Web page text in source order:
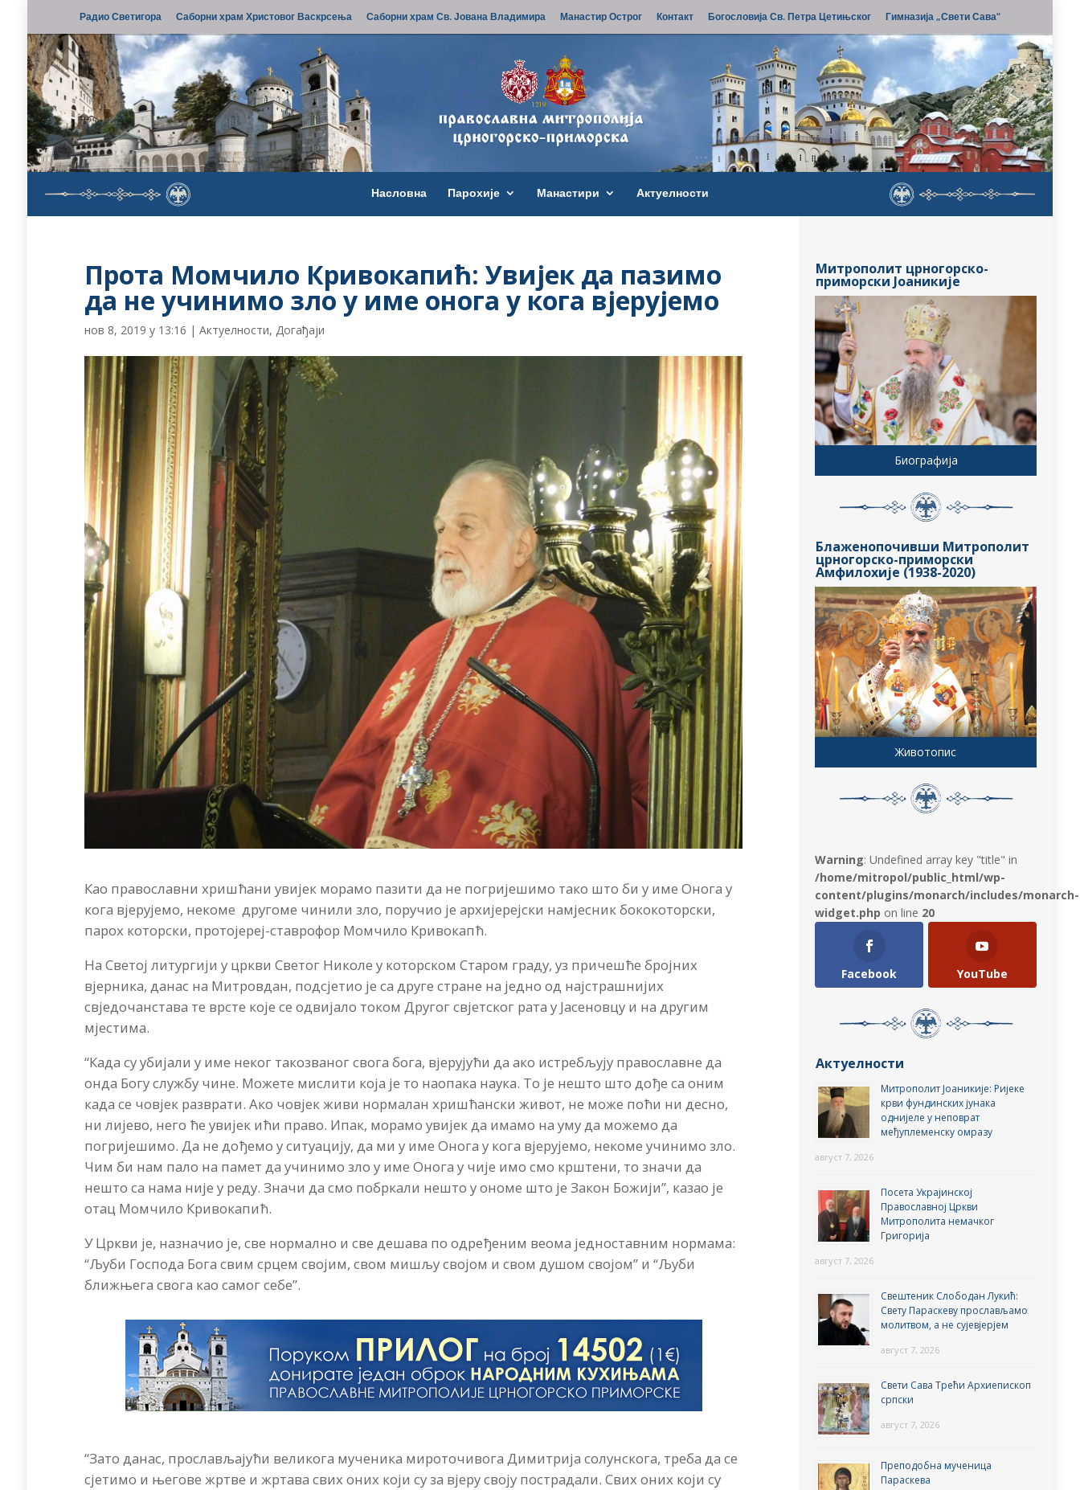
Радио Светигора Саборни храм Христовог Васкрсења Саборни храм Св. Јована Владимира Манастир Острог Контакт Богословија Св. Петра Цетињског Гимназија „Свети Сава“
Насловна Парохије Манастири Актуелности
Прота Момчило Кривокапић: Увијек да пазимо
да не учинимо зло у име онога у кога вјерујемо
нов 8, 2019 у 13:16 |Актуелности,Догађаји
Као православни хришћани увијек морамо пазити да не погријешимо тако што би у име Онога у
кога вјерујемо, некоме другоме чинили зло, поручио је архијерејски намјесник бококоторски,
парох которски, протојереј-ставрофор Момчило Кривокапћ.
На Светој литургији у цркви Светог Николе у которском Старом граду, уз причешће бројних
вјерника, данас на Митровдан, подсјетио је са друге стране на једно од најстрашнијих
свједочанстава те врсте које се одвијало током Другог свјетског рата у Јасеновцу и на другим
мјестима.
“Када су убијали у име неког такозваног свога бога, вјерујући да ако истребљују православне да
онда Богу службу чине. Можете мислити која је то наопака наука. То је нешто што дође са оним
када се човјек разврати. Ако човјек живи нормалан хришћански живот, не може поћи ни десно,
ни лијево, него ће увијек ићи право. Ипак, морамо увијек да имамо на уму да можемо да
погријешимо. Да не дођемо у ситуацију, да ми у име Онога у кога вјерујемо, некоме учинимо зло.
Чим би нам пало на памет да учинимо зло у име Онога у чије имо смо крштени, то значи да
нешто са нама није у реду. Значи да смо побркали нешто у ономе што је Закон Божији”, казао је
отац Момчило Кривокапић.
У Цркви је, назначио је, све нормално и све дешава по одређеним веома једноставним нормама:
“Љуби Господа Бога свим срцем својим, свом мишљу својом и свом душом својом” и “Љуби
ближњега свога као самог себе”.
“Зато данас, прослављајући великога мученика мироточивога Димитрија солунскога, треба да се
сјетимо и његове жртве и жртава свих оних који су за вјеру своју пострадали. Свих оних који су
Митрополит црногорско-
приморски Јоаникије
Биографија
Блаженопочивши Митрополит
црногорско-приморски
Амфилохије (1938-2020)
Животопис
Warning: Undefined array key "title" in
/home/mitropol/public_html/wp-
content/plugins/monarch/includes/monarch-
widget.php on line 20
Facebook YouTube
Актуелности
Митрополит Јоаникије: Ријеке
крви фундинских јунака
однијеле у неповрат
међуплеменску омразу
август 7, 2026
Посета Украјинској
Православној Цркви
Митрополита немачког
Григорија
август 7, 2026
Свештеник Слободан Лукић:
Свету Параскеву прослављамо
молитвом, а не сујевјерјем
август 7, 2026
Свети Сава Трећи Архиепископ
српски
август 7, 2026
Преподобна мученица
Параскева